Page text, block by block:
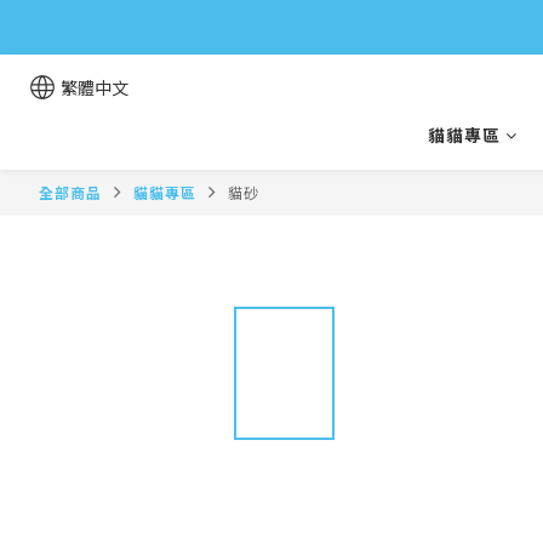
繁體中文
貓貓專區
全部商品 貓貓專區 貓砂